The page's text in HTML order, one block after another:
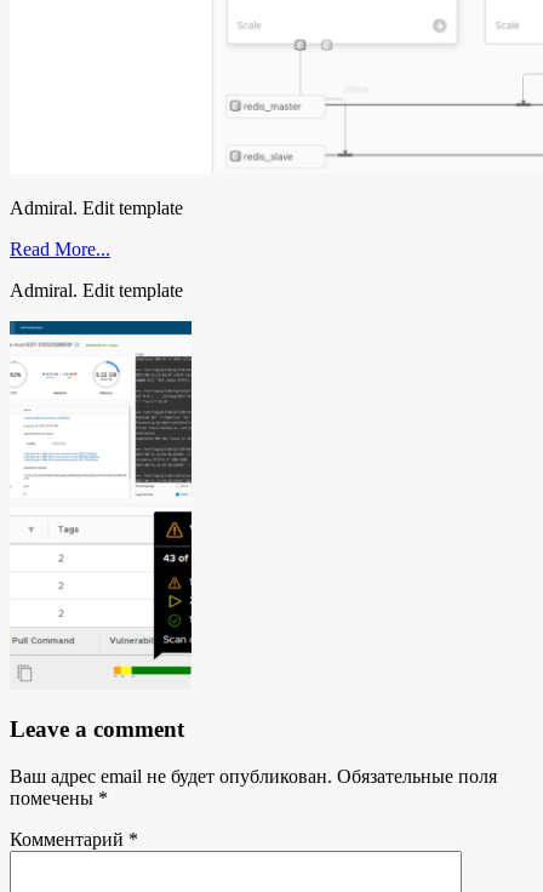
Admiral. Edit template
Read More...
Admiral. Edit template
Leave a comment
Ваш адрес email не будет опубликован. Обязательные поля
помечены *
Комментарий *